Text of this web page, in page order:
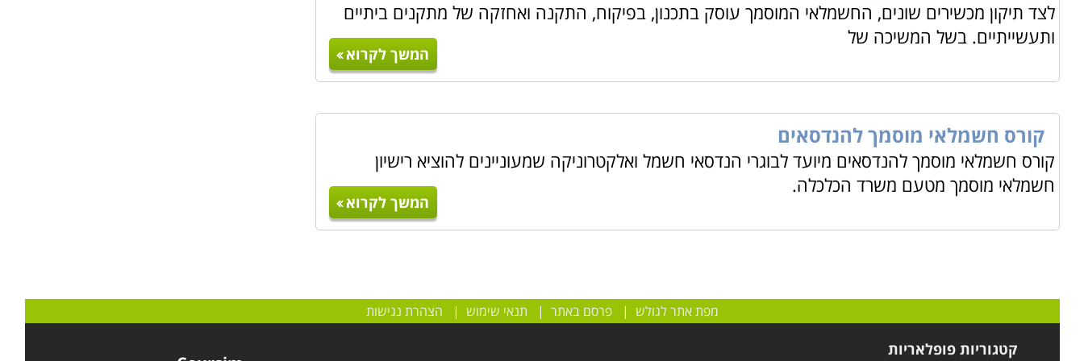
לצד תיקון מכשירים שונים, החשמלאי המוסמך עוסק בתכנון, בפיקוח, התקנה ואחזקה של מתקנים ביתיים
ותעשייתיים. בשל המשיכה של
המשך לקרוא
קורס חשמלאי מוסמך להנדסאים
קורס חשמלאי מוסמך להנדסאים מיועד לבוגרי הנדסאי חשמל ואלקטרוניקה שמעוניינים להוציא רישיון
חשמלאי מוסמך מטעם משרד הכלכלה.
המשך לקרוא
מפת אתר לגולש |פרסם באתר | תנאי שימוש | הצהרת נגישות
קטגוריות פופלאריות